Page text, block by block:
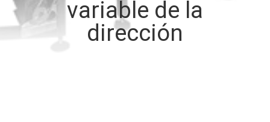
CONTROL
variable de la
dirección